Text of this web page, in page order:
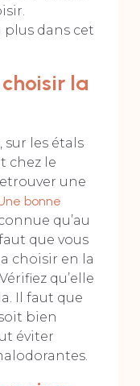
plus dans cet
la
sur les étals
chez le
une
bonne
qu’au
que vous
choisir en la
qu’elle
Il faut que
bien
éviter